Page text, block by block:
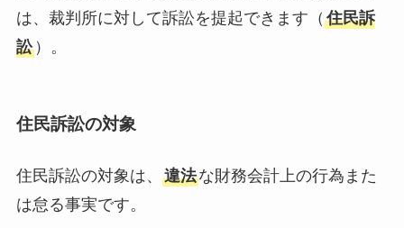
は、裁判所に対して訴訟を提起できます（ 住民訴
訟）。
住民訴訟の対象
住民訴訟の対象は、 違法な財務会計上の行為また
は怠る事実です。